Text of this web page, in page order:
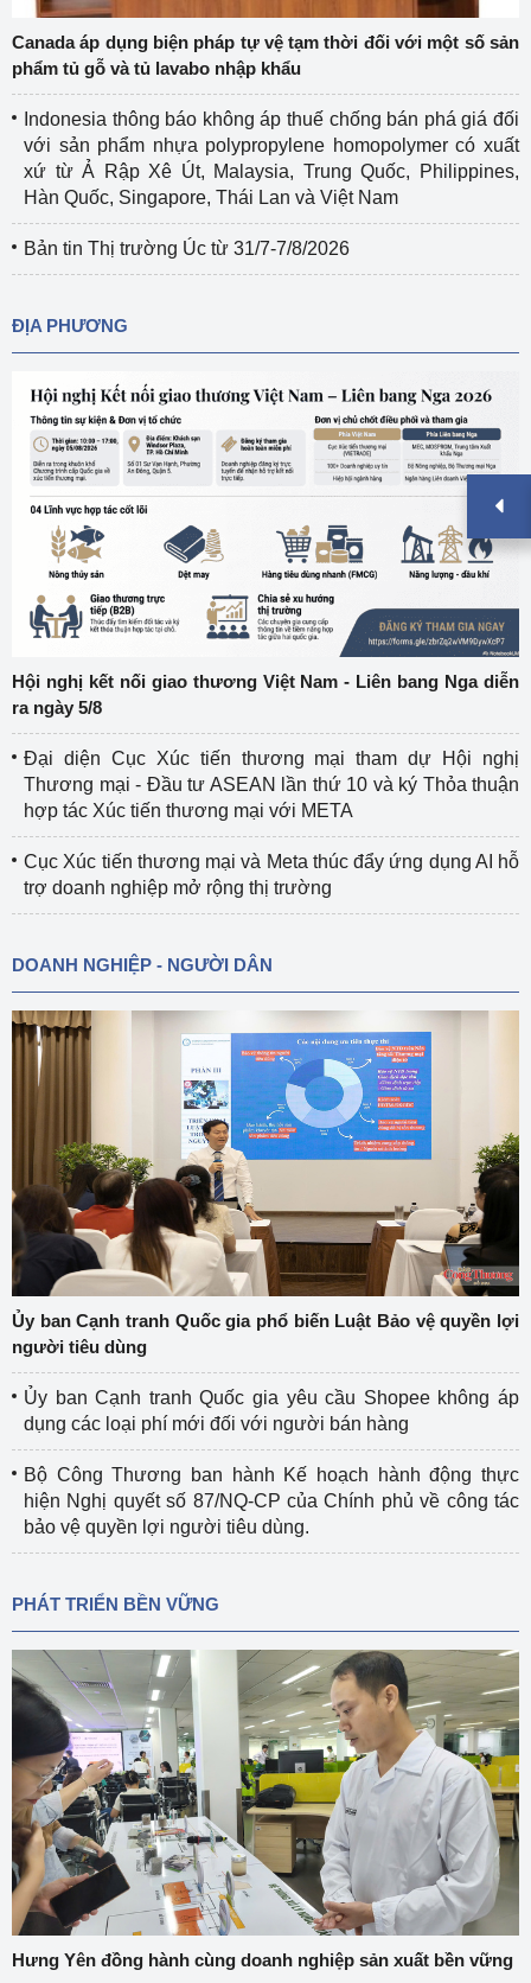
Canada áp dụng biện pháp tự vệ tạm thời đối với một số sản
phẩm tủ gỗ và tủ lavabo nhập khẩu
Indonesia thông báo không áp thuế chống bán phá giá đối
với sản phẩm nhựa polypropylene homopolymer có xuất
xứ từ Ả Rập Xê Út, Malaysia, Trung Quốc, Philippines,
Hàn Quốc, Singapore, Thái Lan và Việt Nam
Bản tin Thị trường Úc từ 31/7-7/8/2026
ĐỊA PHƯƠNG
Hội nghị kết nối giao thương Việt Nam - Liên bang Nga diễn
ra ngày 5/8
Đại diện Cục Xúc tiến thương mại tham dự Hội nghị
Thương mại - Đầu tư ASEAN lần thứ 10 và ký Thỏa thuận
hợp tác Xúc tiến thương mại với META
Cục Xúc tiến thương mại và Meta thúc đẩy ứng dụng AI hỗ
trợ doanh nghiệp mở rộng thị trường
DOANH NGHIỆP - NGƯỜI DÂN
Ủy ban Cạnh tranh Quốc gia phổ biến Luật Bảo vệ quyền lợi
người tiêu dùng
Ủy ban Cạnh tranh Quốc gia yêu cầu Shopee không áp
dụng các loại phí mới đối với người bán hàng
Bộ Công Thương ban hành Kế hoạch hành động thực
hiện Nghị quyết số 87/NQ-CP của Chính phủ về công tác
bảo vệ quyền lợi người tiêu dùng.
PHÁT TRIỂN BỀN VỮNG
Hưng Yên đồng hành cùng doanh nghiệp sản xuất bền vững